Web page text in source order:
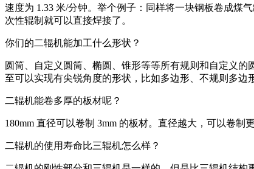
速度为 1.33 米/分钟。举个例子：同样将一块钢板卷成
次性辊制就可以直接焊接了。
你们的二辊机能加工什么形状？
圆筒、自定义圆筒、椭圆、锥形等等所有规则和自定义
至可以实现有尖锐角度的形状，比如多边形、不规则多
二辊机能卷多厚的板材呢？
180mm 直径可以卷制 3mm 的板材。直径越大，可以卷制
二辊机的使用寿命比三辊机怎么样？